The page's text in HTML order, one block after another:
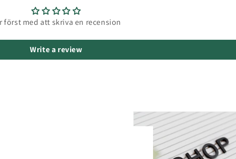
först med att skriva en recension
Write a review